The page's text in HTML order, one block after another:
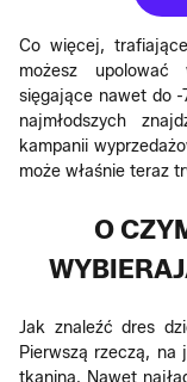
Co więcej,
możesz
sięgające nawet do
najmłodszych
kampanii
może właśnie teraz
O
Jak znaleźć dres
Pierwszą rzeczą,
tkanina. Nawet